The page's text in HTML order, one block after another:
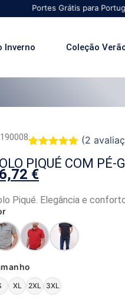
Grátis para Portugal
Inverno Coleção
Classificado
com 5.00
em 5 com
base em
de clientes
(2
PIQUÉ COM PÉ-
€
Piqué. Elegância e
XL 2XL 3XL